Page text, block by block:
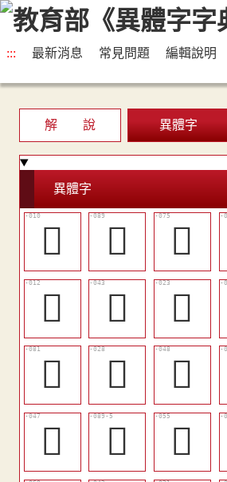
::: 最新消息 常見問題 編輯說明
解 說 異體字
異體字
󰑣 𠋮 󱉦
󱈶
󱉌 󱈼
󱉬
󱉁 󱉑
󱉐
󱉷 󱉗